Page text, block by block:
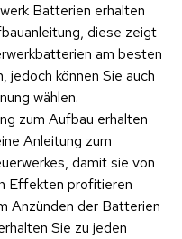
Batterien erhalten
diese zeigt
am besten
jedoch können Sie auch
wählen.
zum Aufbau erhalten
Anleitung zum
damit sie von
Effekten profitieren
Anzünden der Batterien
Sie zu jeden